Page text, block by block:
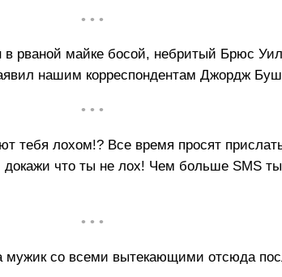
• • •
рваной майке босой, небритый Брюс
нашим корреспондентам Джордж
• • •
тебя лохом!? Все время просят
что ты не лох! Чем больше SMS
• • •
со всеми вытекающими отсюда